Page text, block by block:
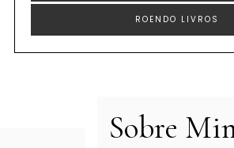
ROENDO LIVROS
Sobre